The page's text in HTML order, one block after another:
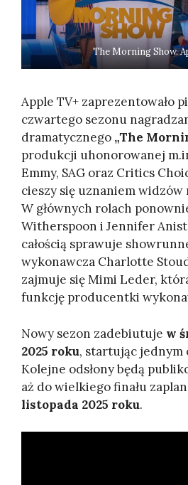
The Morning Show.
Apple TV+ zaprezentowało
czwartego sezonu
dramatycznego „The
produkcji uhonorowanej
Emmy, SAG oraz Critics
cieszy się uznaniem widzów
W głównych rolach
Witherspoon i Jennifer
całością sprawuje
wykonawcza Charlotte
zajmuje się Mimi Leder,
funkcję producentki
Nowy sezon zadebiutuje w
2025 roku, startując jednym
Kolejne odsłony będą
aż do wielkiego finału
listopada 2025 roku.